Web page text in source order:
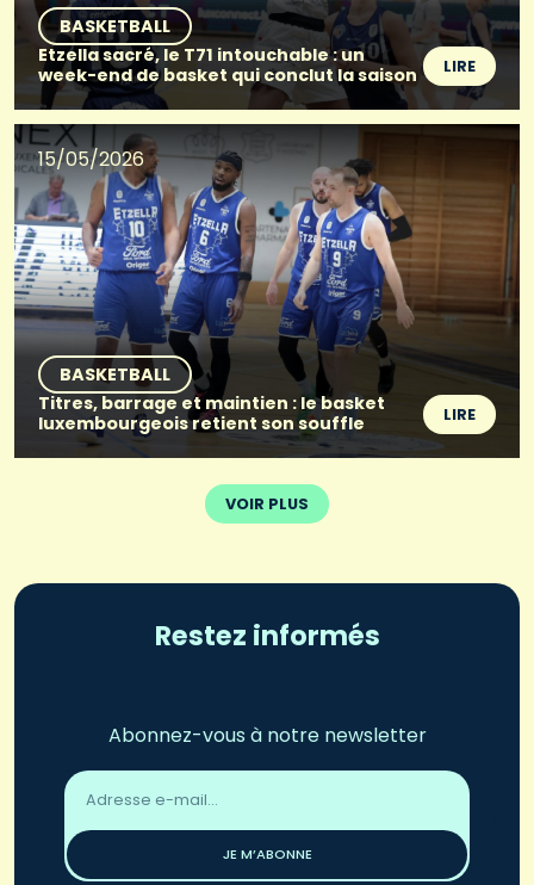
BASKETBALL
Etzella sacré, le T71 intouchable : un
week-end de basket qui conclut la saison
LIRE
15/05/2026
BASKETBALL
Titres, barrage et maintien : le basket
luxembourgeois retient son souffle
LIRE
VOIR PLUS
Restez informés
Abonnez-vous à notre newsletter
Adresse
email
JE M’ABONNE